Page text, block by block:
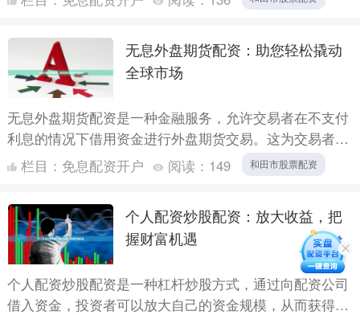
某炒股配资....
无息外盘期货配资：助您轻松撬动
全球市场
无息外盘期货配资是一种金融服务，允许交易者在不支付
利息的情况下借用资金进行外盘期货交易。这为交易者提
供了杠杆作用，让他们能够放大收益潜力。 **优势：** *
栏目： 免息配资开户 阅读： 149 和田市股票配资
个人配资炒股配资：放大收益，把
握财富机遇
个人配资炒股配资是一种杠杆炒股方式，通过向配资公司
借入资金，投资者可以放大自己的资金规模，从而获得更